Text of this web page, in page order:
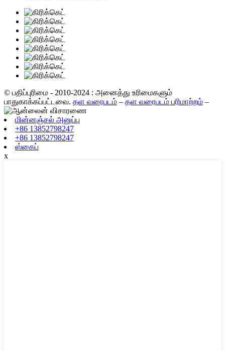
© பதிப்புரிமை - 2010-2024 : அனைத்து உரிமைகளும்
பாதுகாக்கப்பட்டவை. தள வரைபடம் – தள வரைபடம் பரிமாற்றம் –
மின்னஞ்சல் அனுப்பு
+86 13852798247
+86 13852798247
ஸ்கைப்
x